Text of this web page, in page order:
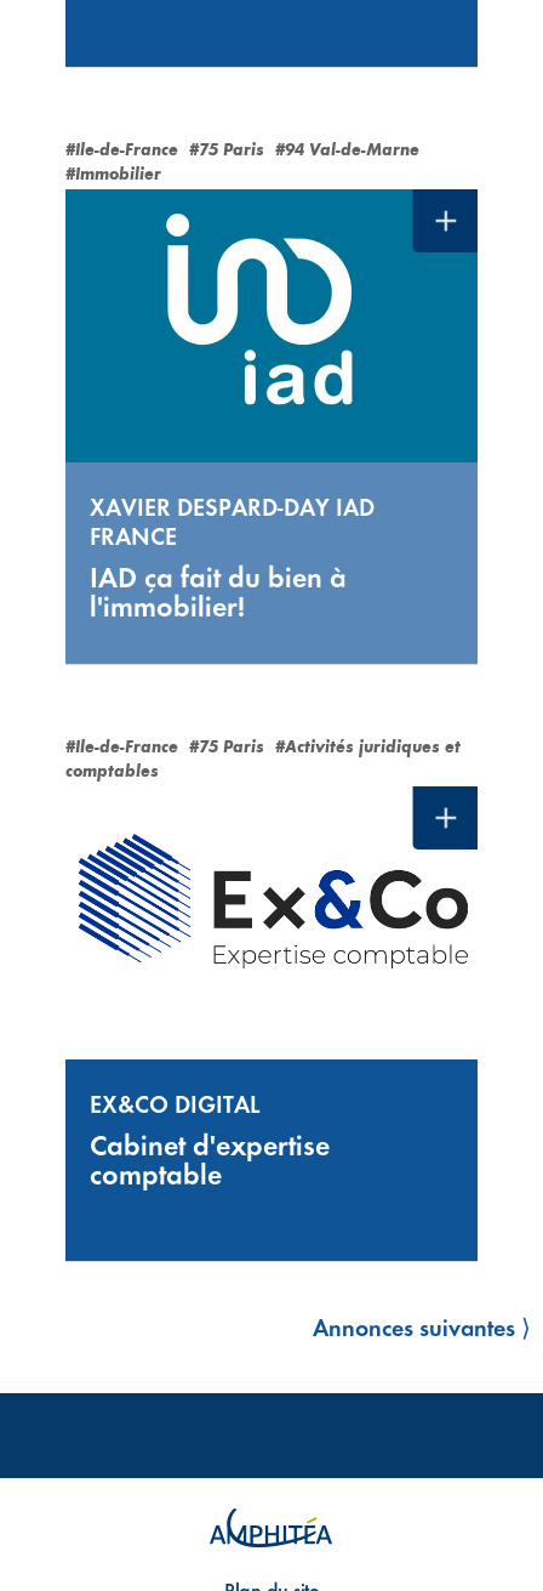
#Ile-de-France #75 Paris #94 Val-de-Marne
#Immobilier
XAVIER DESPARD-DAY IAD
FRANCE
IAD ça fait du bien à
l'immobilier!
#Ile-de-France #75 Paris #Activités juridiques et
comptables
EX&CO DIGITAL
Cabinet d'expertise
comptable
Annonces suivantes ⟩